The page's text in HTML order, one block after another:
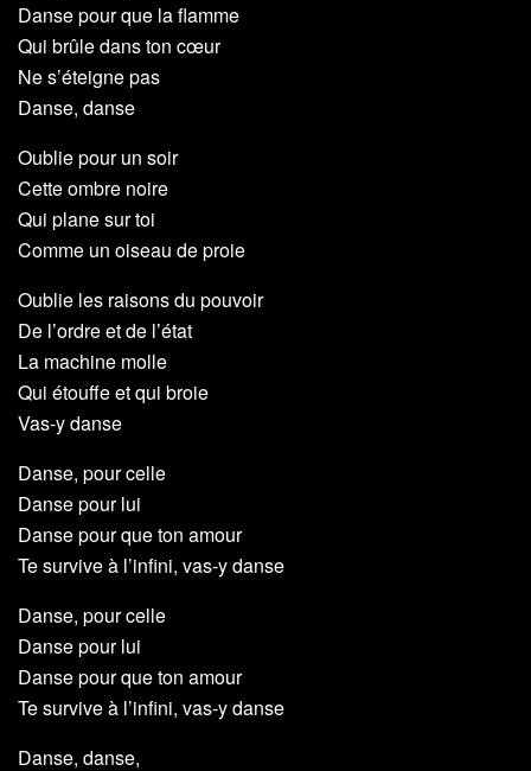
Danse pour que la flamme
Qui brûle dans ton cœur
Ne s’éteigne pas
Danse, danse
Oublie pour un soir
Cette ombre noire
Qui plane sur toi
Comme un oiseau de proie
Oublie les raisons du pouvoir
De l’ordre et de l’état
La machine molle
Qui étouffe et qui broie
Vas-y danse
Danse, pour celle
Danse pour lui
Danse pour que ton amour
Te survive à l’infini, vas-y danse
Danse, pour celle
Danse pour lui
Danse pour que ton amour
Te survive à l’infini, vas-y danse
Danse, danse,